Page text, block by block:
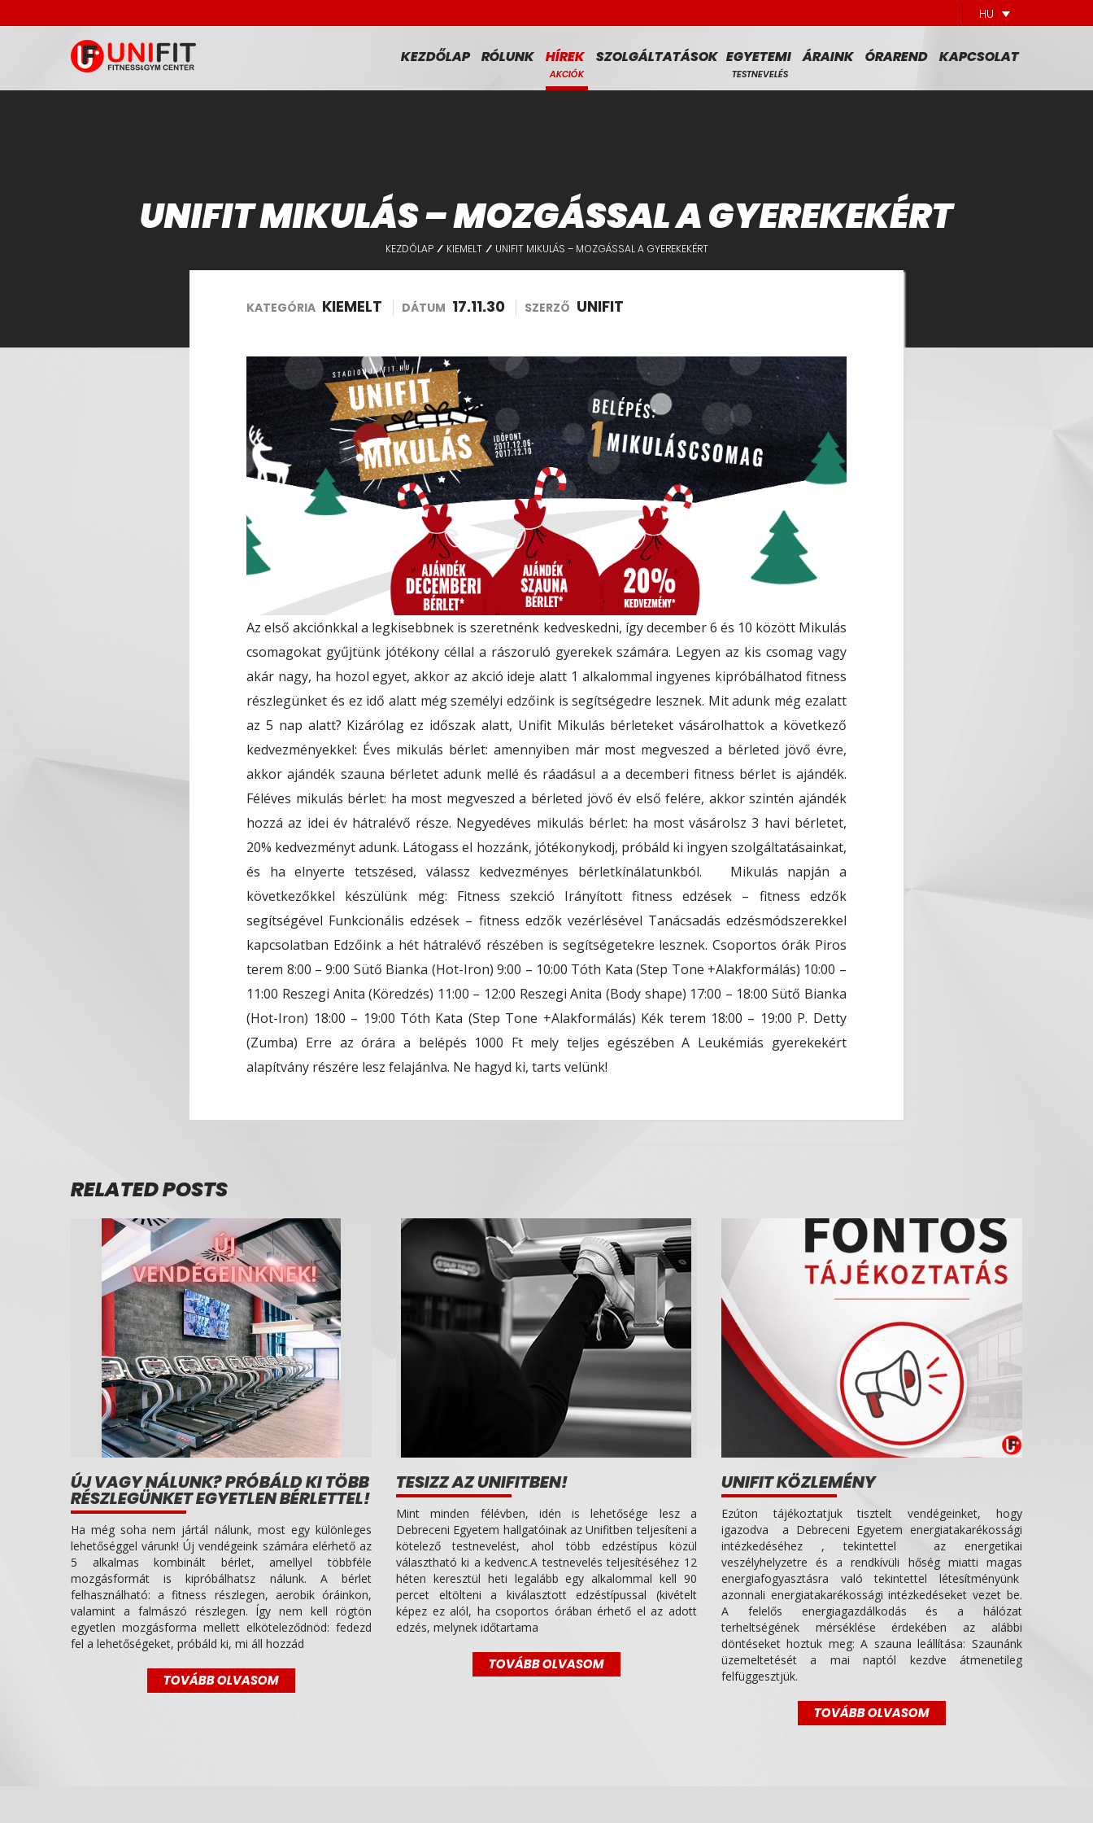
HU
KEZDŐLAP RÓLUNK HÍREK
AKCIÓK
SZOLGÁLTATÁSOK EGYETEMI
TESTNEVELÉS
ÁRAINK ÓRAREND KAPCSOLAT
UNIFIT MIKULÁS – MOZGÁSSAL A GYEREKEKÉRT
KEZDŐLAP / KIEMELT / UNIFIT MIKULÁS – MOZGÁSSAL A GYEREKEKÉRT
KATEGÓRIA KIEMELT DÁTUM 17.11.30 SZERZŐ UNIFIT
Az első akciónkkal a legkisebbnek is szeretnénk kedveskedni, így december 6 és 10 között Mikulás
csomagokat gyűjtünk jótékony céllal a rászoruló gyerekek számára. Legyen az kis csomag vagy
akár nagy, ha hozol egyet, akkor az akció ideje alatt 1 alkalommal ingyenes kipróbálhatod fitness
részlegünket és ez idő alatt még személyi edzőink is segítségedre lesznek. Mit adunk még ezalatt
az 5 nap alatt? Kizárólag ez időszak alatt, Unifit Mikulás bérleteket vásárolhattok a következő
kedvezményekkel: Éves mikulás bérlet: amennyiben már most megveszed a bérleted jövő évre,
akkor ajándék szauna bérletet adunk mellé és ráadásul a a decemberi fitness bérlet is ajándék.
Féléves mikulás bérlet: ha most megveszed a bérleted jövő év első felére, akkor szintén ajándék
hozzá az idei év hátralévő része. Negyedéves mikulás bérlet: ha most vásárolsz 3 havi bérletet,
20% kedvezményt adunk. Látogass el hozzánk, jótékonykodj, próbáld ki ingyen szolgáltatásainkat,
és ha elnyerte tetszésed, válassz kedvezményes bérletkínálatunkból. Mikulás napján a
következőkkel készülünk még: Fitness szekció Irányított fitness edzések – fitness edzők
segítségével Funkcionális edzések – fitness edzők vezérlésével Tanácsadás edzésmódszerekkel
kapcsolatban Edzőink a hét hátralévő részében is segítségetekre lesznek. Csoportos órák Piros
terem 8:00 – 9:00 Sütő Bianka (Hot-Iron) 9:00 – 10:00 Tóth Kata (Step Tone +Alakformálás) 10:00 –
11:00 Reszegi Anita (Köredzés) 11:00 – 12:00 Reszegi Anita (Body shape) 17:00 – 18:00 Sütő Bianka
(Hot-Iron) 18:00 – 19:00 Tóth Kata (Step Tone +Alakformálás) Kék terem 18:00 – 19:00 P. Detty
(Zumba) Erre az órára a belépés 1000 Ft mely teljes egészében A Leukémiás gyerekekért
alapítvány részére lesz felajánlva. Ne hagyd ki, tarts velünk!
RELATED POSTS
ÚJ VAGY NÁLUNK? PRÓBÁLD KI TÖBB
RÉSZLEGÜNKET EGYETLEN BÉRLETTEL!
Ha még soha nem jártál nálunk, most egy különleges
lehetőséggel várunk! Új vendégeink számára elérhető az
5 alkalmas kombinált bérlet, amellyel többféle
mozgásformát is kipróbálhatsz nálunk. A bérlet
felhasználható: a fitness részlegen, aerobik óráinkon,
valamint a falmászó részlegen. Így nem kell rögtön
egyetlen mozgásforma mellett elköteleződnöd: fedezd
fel a lehetőségeket, próbáld ki, mi áll hozzád
TOVÁBB OLVASOM
TESIZZ AZ UNIFITBEN!
Mint minden félévben, idén is lehetősége lesz a
Debreceni Egyetem hallgatóinak az Unifitben teljesíteni a
kötelező testnevelést, ahol több edzéstípus közül
választható ki a kedvenc.A testnevelés teljesítéséhez 12
héten keresztül heti legalább egy alkalommal kell 90
percet eltölteni a kiválasztott edzéstípussal (kivételt
képez ez alól, ha csoportos órában érhető el az adott
edzés, melynek időtartama
TOVÁBB OLVASOM
UNIFIT KÖZLEMÉNY
Ezúton tájékoztatjuk tisztelt vendégeinket, hogy
igazodva a Debreceni Egyetem energiatakarékossági
intézkedéséhez , tekintettel az energetikai
veszélyhelyzetre és a rendkívüli hőség miatti magas
energiafogyasztásra való tekintettel létesítményünk
azonnali energiatakarékossági intézkedéseket vezet be.
A felelős energiagazdálkodás és a hálózat
terheltségének mérséklése érdekében az alábbi
döntéseket hoztuk meg: A szauna leállítása: Szaunánk
üzemeltetését a mai naptól kezdve átmenetileg
felfüggesztjük.
TOVÁBB OLVASOM